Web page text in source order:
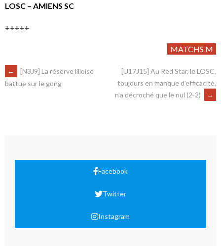
LOSC – AMIENS SC
+++++
MATCHS M
←
[N3J9] La réserve lilloise
battue sur le gong
[U17J15] Au Red Star, le LOSC,
toujours en manque d’efficacité,
n’a décroché que le nul (2-2)
→
Facebook
Twitter
Instagram